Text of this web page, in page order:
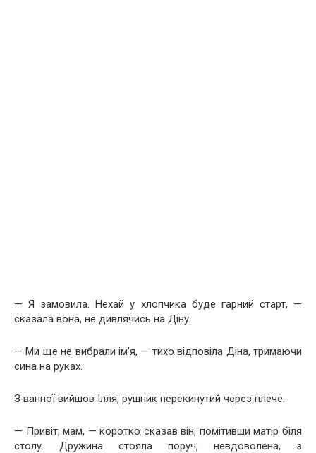
— Я замовила. Нехай у хлопчика буде гарний старт, —
сказала вона, не дивлячись на Діну.
— Ми ще не вибрали ім’я, — тихо відповіла Діна, тримаючи
сина на руках.
З ванної вийшов Ілля, рушник перекинутий через плече.
— Привіт, мам, — коротко сказав він, помітивши матір біля
столу. Дружина стояла поруч, невдоволена, з